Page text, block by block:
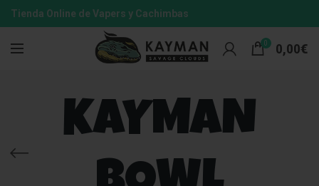
Tienda Online de Vapers y Cachimbas
0 0,00€
KAYMAN